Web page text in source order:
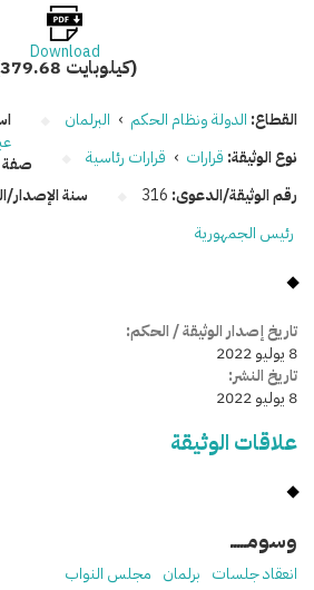
Download
(379.68 كيلوبايت)
القطاع: الدولة ونظام الحكم › البرلمان
نوع الوثيقة: قرارات › قرارات رئاسية
رقم الوثيقة/الدعوى: 316 سنة الإصدار/
صفة
رئيس الجمهورية
تاريخ إصدار الوثيقة / الحكم:
8 يوليو 2022
تاريخ النشر:
8 يوليو 2022
علاقات الوثيقة
وسومـــــ
انعقاد جلسات برلمان مجلس النواب